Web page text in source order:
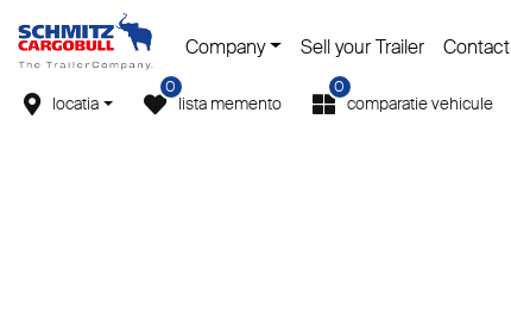
locatia lista memento
0
comparatie vehicule
0
Company Sell your Trailer Contact